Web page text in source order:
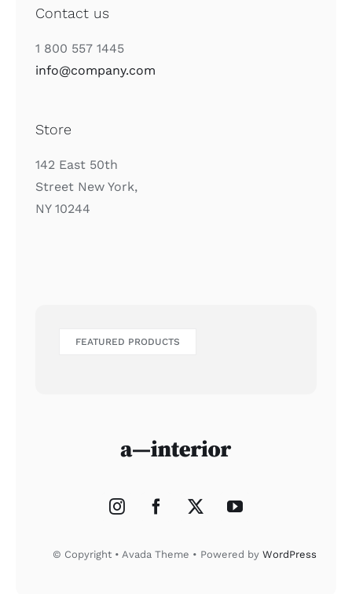
Contact us
1 800 557 1445
info@company.com
Store
142 East 50th
Street New York,
NY 10244
FEATURED PRODUCTS
© Copyright • Avada Theme • Powered by WordPress